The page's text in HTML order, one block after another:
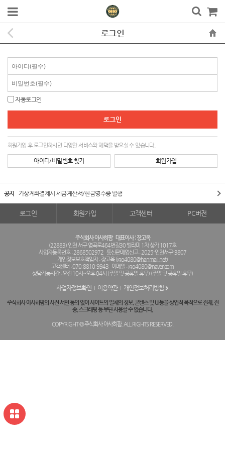
로그인
자동로그인
회원가입 후 로그인하시면 다양한 서비스와 혜택을 받으실 수 있습니다.
아이디/비밀번호 찾기 회원가입
공지 가상계좌결제시 세금계산서/현금영수증 발행
로그인 회원가입 고객센터 PC버전
주식회사 아사히팜 대표이사 : 장고옥
(22883) 인천 서구 염곡로464번길30 벨라미 1차 상가 1017호
사업자등록번호 : 2868502972 통신판매업신고 : 2025-인천서구-3807
개인정보보호책임자 : 장고옥 (jgo4080@hanmail.net)
고객센터 :070-8810-9943 이메일 : jgo4080@naver.com
상담가능시간 : 오전 10시~오후 04시 (주말 및 공휴일 휴무) (주말 및 공휴일 휴무)
사업자정보확인 이용약관 개인정보처리방침
주식회사 아사히팜의 사전 서면 동의 없이 사이트의 일체의 정보, 콘텐츠 및 UI등을 상업적 목적으로 전재, 전
송, 스크래핑 등 무단 사용할 수 없습니다.
COPYRIGHT © 주식회사 아사히팜. ALL RIGHTS RESERVED.